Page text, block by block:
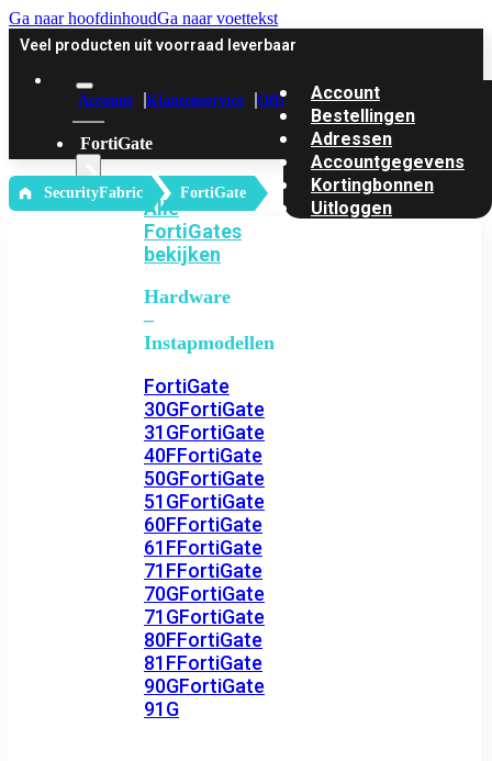
Ga naar hoofdinhoudGa naar voettekst
Veel producten uit voorraad leverbaar
Account Klantenservice Offerte
FortiGate
Alle
FortiGates
bekijken
Hardware
–
Instapmodellen
FortiGate
30GFortiGate
31GFortiGate
40FFortiGate
50GFortiGate
51GFortiGate
60FFortiGate
61FFortiGate
71FFortiGate
70GFortiGate
71GFortiGate
80FFortiGate
81FFortiGate
90GFortiGate
91G
Account
Bestellingen
Adressen
Accountgegevens
Kortingbonnen
Uitloggen
‎ SecurityFabric FortiGate